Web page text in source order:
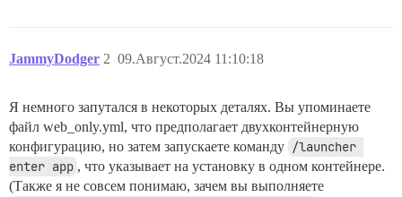
JammyDodger 09.Август.2024 11:10:18
2
Я немного запутался в некоторых деталях. Вы упоминаете
файл web_only.yml, что предполагает двухконтейнерную
конфигурацию, но затем запускаете команду /launcher
enter app , что указывает на установку в одном контейнере.
(Также я не совсем понимаю, зачем вы выполняете